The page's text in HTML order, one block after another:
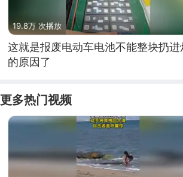
19.8万 次播放
这就是报废电动车电池不能整块扔进
的原因了
更多热门视频